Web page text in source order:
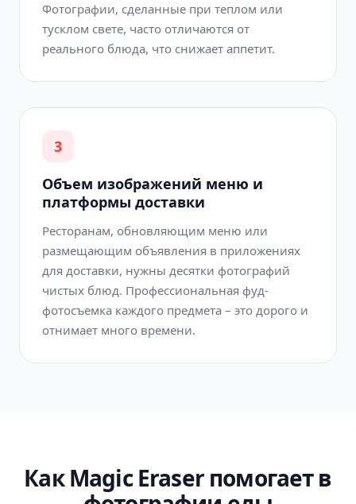
Фотографии, сделанные при теплом или
тусклом свете, часто отличаются от
реального блюда, что снижает аппетит.
3
Объем изображений меню и
платформы доставки
Ресторанам, обновляющим меню или
размещающим объявления в приложениях
для доставки, нужны десятки фотографий
чистых блюд. Профессиональная фуд-
фотосъемка каждого предмета – это дорого и
отнимает много времени.
Как Magic Eraser помогает в